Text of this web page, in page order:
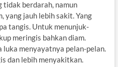
tidak berdarah, namun
yang jauh lebih sakit. Yang
tangis. Untuk menunjuk-
meringis bahkan diam.
menyayatnya pelan-pelan.
dan lebih menyakitkan.